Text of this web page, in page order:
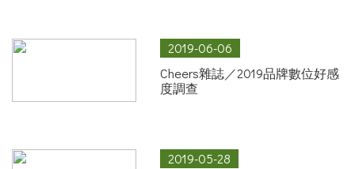
2019-06-06
Cheers雜誌／2019品牌數位好感
度調查
2019-05-28